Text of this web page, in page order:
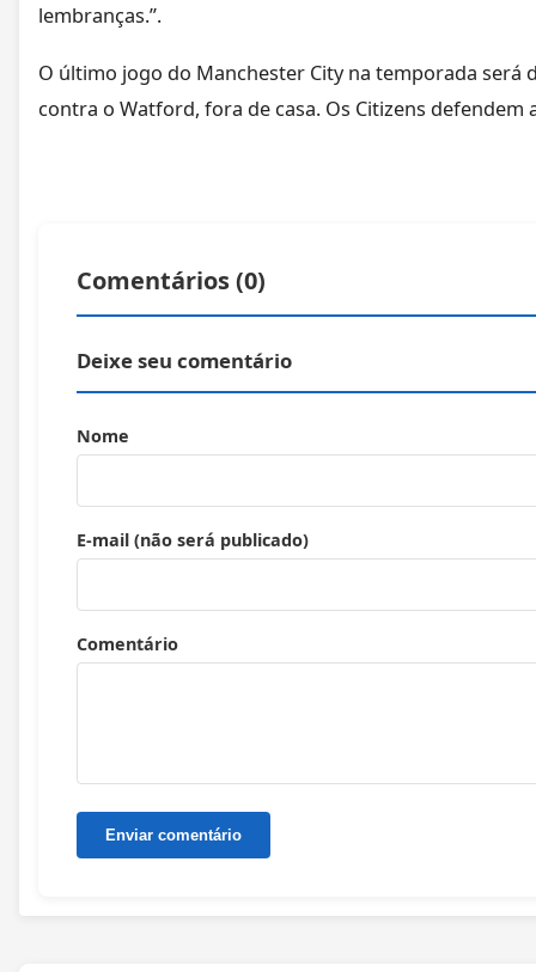
lembranças.”.
O último jogo do Manchester City na temporada será
contra o Watford, fora de casa. Os Citizens defendem
Comentários (0)
Deixe seu comentário
Nome
E-mail (não será publicado)
Comentário